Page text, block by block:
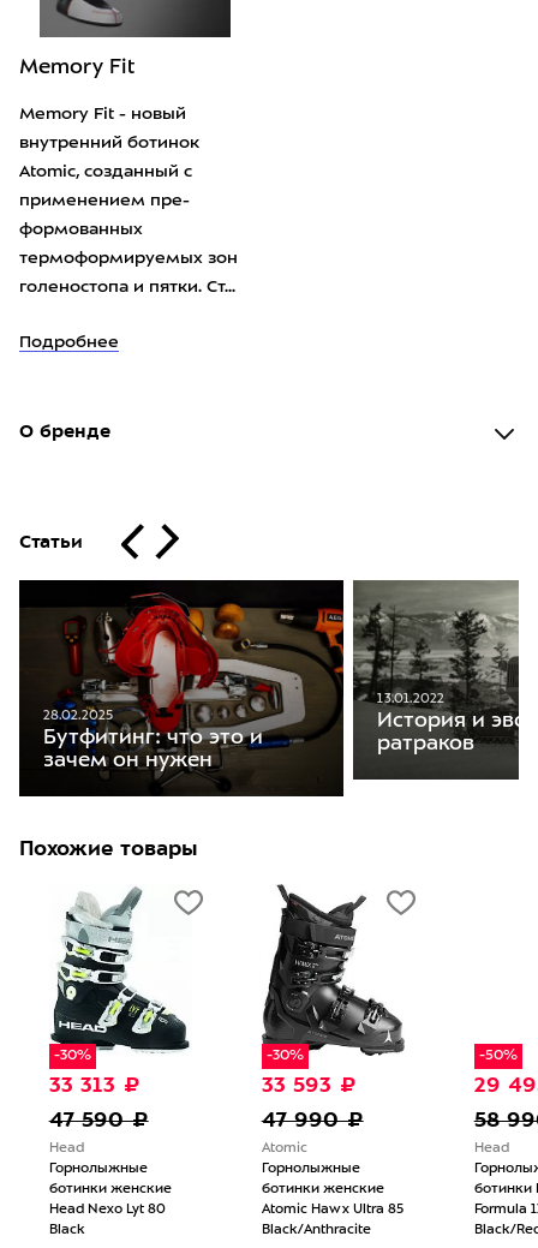
Memory Fit
Memory Fit - новый
внутренний ботинок
Atomic, созданный с
применением пре-
формованных
термоформируемых зон
голеностопа и пятки. Ст...
Подробнее
О бренде
Статьи
28.02.2025
Бутфитинг: что это и
зачем он нужен
13.01.2022
История и
ратраков
Похожие товары
-30%
33 313 ₽
47 590 ₽
Head
Горнолыжные
ботинки женские
Head Nexo Lyt 80
Black
-30%
33 593 ₽
47 990 ₽
Atomic
Горнолыжные
ботинки женские
Atomic Hawx Ultra 85
Black/Anthracite
-50%
29
58
Head
ботинки
Formula
Black/